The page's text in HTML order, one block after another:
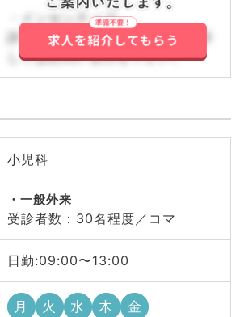
・インセンティブ
詳しくはお問い合わせ下さい。詳
しくはお問い合わせ下さい。
小児科
一般外来
受診者数：30名程度／コマ
日勤:09:00〜13:00
月 火 水 木 金